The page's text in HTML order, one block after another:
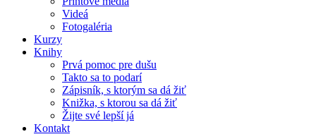
Videá
Fotogaléria
Kurzy
Knihy
Prvá pomoc pre dušu
Takto sa to podarí
Zápisník, s ktorým sa dá žiť
Knižka, s ktorou sa dá žiť
Žijte své lepší já
Kontakt